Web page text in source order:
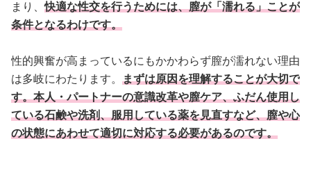
まり、快適な性交を行うためには、膣が「濡れる」ことが
条件となるわけです。
性的興奮が高まっているにもかかわらず膣が濡れない理由
は多岐にわたります。 まずは原因を理解することが大切で
す。本人・パートナーの意識改革や膣ケア、ふだん使用し
ている石鹸や洗剤、服用している薬を見直すなど、膣や心
の状態にあわせて適切に対応する必要があるのです。